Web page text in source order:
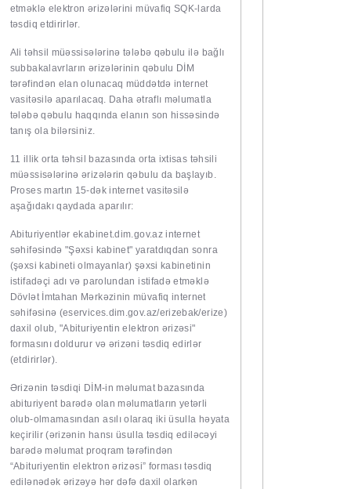
etməklə elektron ərizələrini müvafiq SQK-larda
təsdiq etdirirlər.
Ali təhsil müəssisələrinə tələbə qəbulu ilə bağlı
subbakalavrların ərizələrinin qəbulu DİM
tərəfindən elan olunacaq müddətdə internet
vasitəsilə aparılacaq. Daha ətraflı məlumatla
tələbə qəbulu haqqında elanın son hissəsində
tanış ola bilərsiniz.
11 illik orta təhsil bazasında orta ixtisas təhsili
müəssisələrinə ərizələrin qəbulu da başlayıb.
Proses martın 15-dək internet vasitəsilə
aşağıdakı qaydada aparılır:
Abituriyentlər ekabinet.dim.gov.az internet
səhifəsində "Şəxsi kabinet" yaratdıqdan sonra
(şəxsi kabineti olmayanlar) şəxsi kabinetinin
istifadəçi adı və parolundan istifadə etməklə
Dövlət İmtahan Mərkəzinin müvafiq internet
səhifəsinə (eservices.dim.gov.az/erizebak/erize)
daxil olub, "Abituriyentin elektron ərizəsi"
formasını doldurur və ərizəni təsdiq edirlər
(etdirirlər).
Ərizənin təsdiqi DİM-in məlumat bazasında
abituriyent barədə olan məlumatların yetərli
olub-olmamasından asılı olaraq iki üsulla həyata
keçirilir (ərizənin hansı üsulla təsdiq ediləcəyi
barədə məlumat proqram tərəfindən
“Abituriyentin elektron ərizəsi” forması təsdiq
edilənədək ərizəyə hər dəfə daxil olarkən